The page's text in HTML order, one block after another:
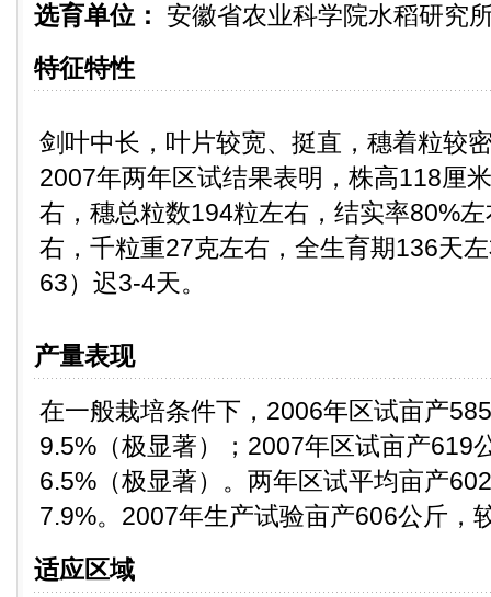
选育单位： 安徽省农业科学院水稻研究
特征特性
剑叶中长，叶片较宽、挺直，穗着粒较
2007年两年区试结果表明，株高118厘
右，穗总粒数194粒左右，结实率80%
右，千粒重27克左右，全生育期136天
63）迟3-4天。
产量表现
在一般栽培条件下，2006年区试亩产
9.5%（极显著）；2007年区试亩产619
6.5%（极显著）。两年区试平均亩产
7.9%。2007年生产试验亩产606公斤，
适应区域